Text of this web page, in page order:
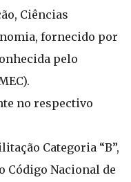
Ciências
fornecido por
pelo
no respectivo
Categoria “B”,
Código Nacional de